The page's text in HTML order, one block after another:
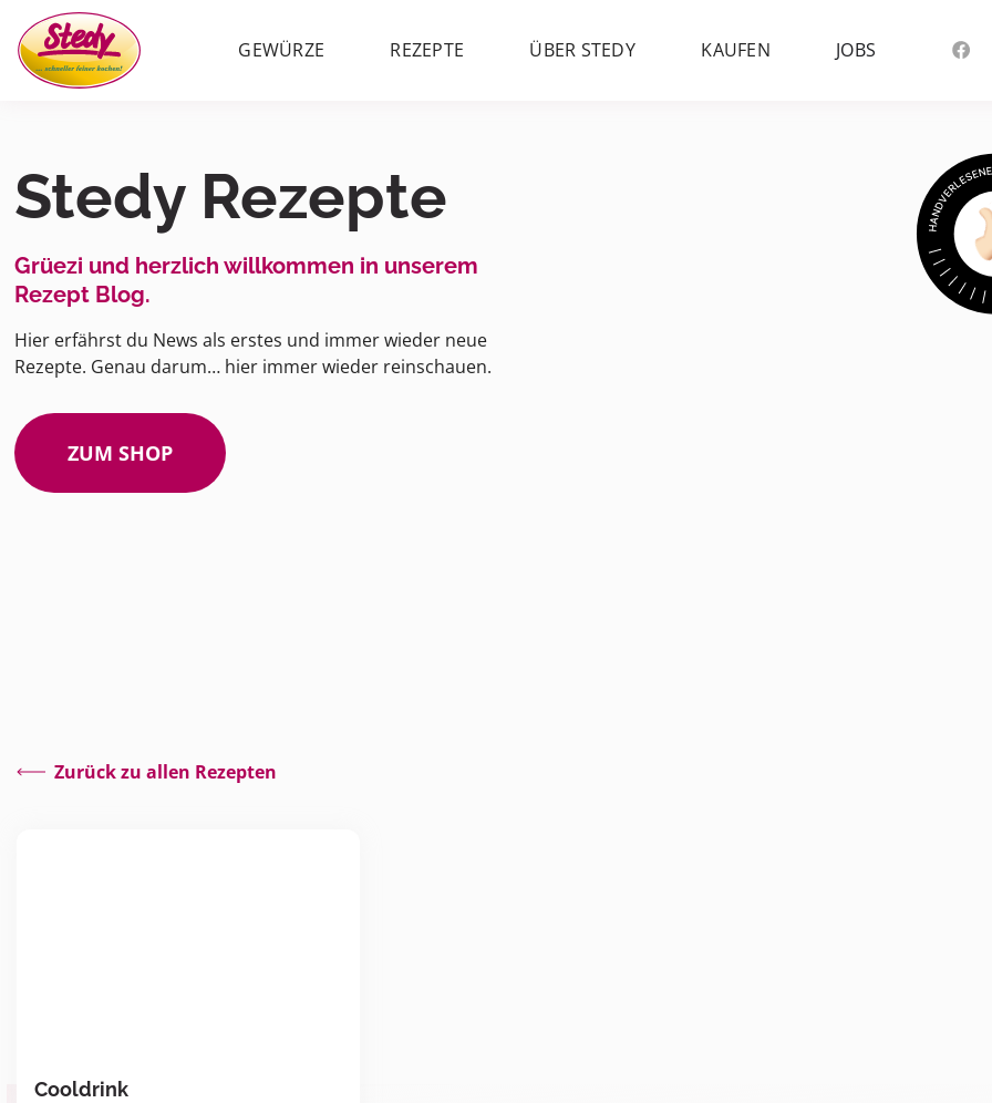
GEWÜRZE REZEPTE ÜBER STEDY KAUFEN JOBS
Stedy Rezepte
Grüezi und herzlich willkommen in unserem
Rezept Blog.
Hier erfährst du News als erstes und immer wieder neue
Rezepte. Genau darum… hier immer wieder reinschauen.
ZUM SHOP
Zurück zu allen Rezepten
Cooldrink